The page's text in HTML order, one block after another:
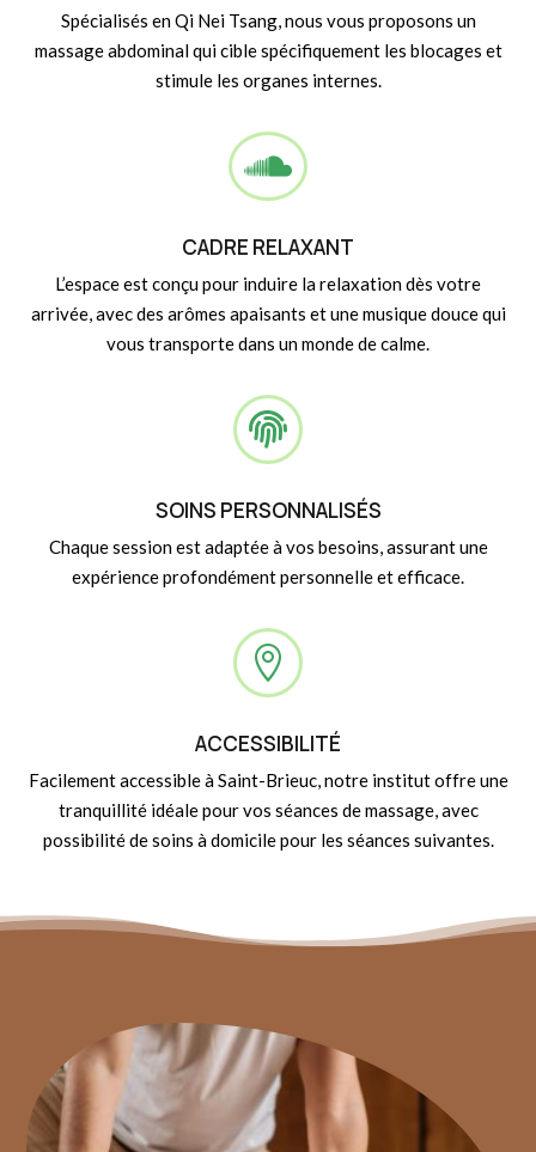
Spécialisés en Qi Nei Tsang, nous vous proposons un
massage abdominal qui cible spécifiquement les blocages et
stimule les organes internes.

CADRE RELAXANT
L’espace est conçu pour induire la relaxation dès votre
arrivée, avec des arômes apaisants et une musique douce qui
vous transporte dans un monde de calme.

SOINS PERSONNALISÉS
Chaque session est adaptée à vos besoins, assurant une
expérience profondément personnelle et efficace.

ACCESSIBILITÉ
Facilement accessible à Saint-Brieuc, notre institut offre une
tranquillité idéale pour vos séances de massage, avec
possibilité de soins à domicile pour les séances suivantes.